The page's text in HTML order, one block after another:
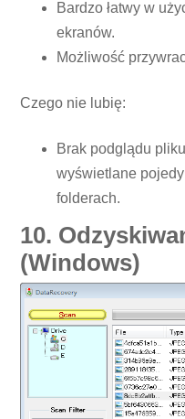
Bardzo łatwy w
ekranów.
Możliwość
Czego nie lubię:
Brak podglądu
wyświetlane
folderach.
10.
(Windows)